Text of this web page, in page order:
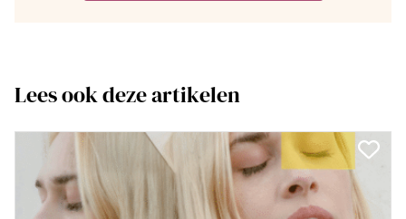
Lees ook deze artikelen